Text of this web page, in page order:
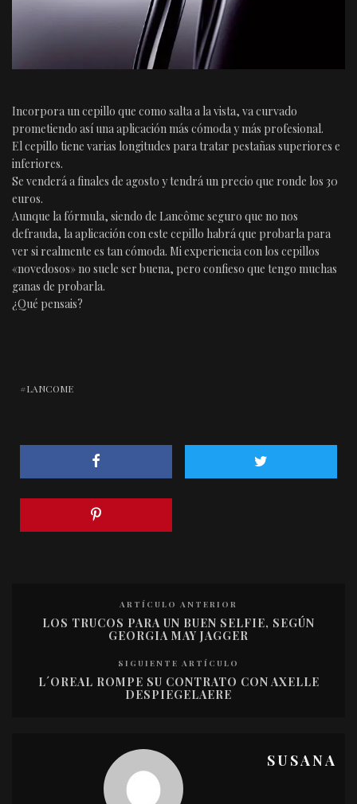
Incorpora un cepillo que como salta a la vista, va curvado
prometiendo así una aplicación más cómoda y más profesional.
El cepillo tiene varias longitudes para tratar pestañas superiores e
inferiores.
Se venderá a finales de agosto y tendrá un precio que ronde los 30
euros.
Aunque la fórmula, siendo de Lancôme seguro que no nos
defrauda, la aplicación con este cepillo habrá que probarla para
ver si realmente es tan cómoda. Mi experiencia con los cepillos
«novedosos» no suele ser buena, pero confieso que tengo muchas
ganas de probarla.
¿Qué pensais?
LANCOME
ARTÍCULO ANTERIOR
LOS TRUCOS PARA UN BUEN SELFIE, SEGÚN
GEORGIA MAY JAGGER
SIGUIENTE ARTÍCULO
L´OREAL ROMPE SU CONTRATO CON AXELLE
DESPIEGELAERE
SUSANA